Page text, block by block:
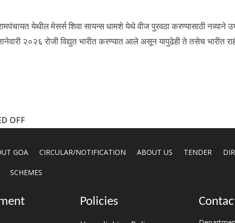
येथील मेसर्स शिवा सायन्स धामशे येथे वीज पुरवठा करण्यासाठी
२०२६ रोजी विद्युत भारीत करण्यात आले असून यापुढेही ते तसेच भारीत
OFF
GOA CIRCULAR/NOTIFICATION ABOUT US TENDER
SCHEMES
Policies